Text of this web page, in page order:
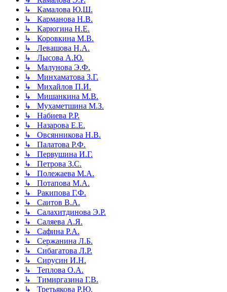
↳ Камалова Ю.Ш.
↳ Карманова Н.В.
↳ Карюгина Н.Е.
↳ Коровкина М.В.
↳ Левашова Н.А.
↳ Лысова А.Ю.
↳ Малунова Э.Ф.
↳ Минхаматова З.Г.
↳ Михайлов П.И.
↳ Мишанкина М.В.
↳ Мухаметшина М.З.
↳ Набиева Р.Р.
↳ Назарова Е.Е.
↳ Овсянникова Н.В.
↳ Палатова Р.Ф.
↳ Первушина И.Г.
↳ Петрова З.С.
↳ Полежаева М.А.
↳ Потапова М.А.
↳ Ракипова Г.Ф.
↳ Саитов В.А.
↳ Салахитдинова Э.Р.
↳ Саляева А.Я.
↳ Сафина Р.А.
↳ Сержанина Л.Б.
↳ Сибагатова Л.Р.
↳ Сирусин И.Н.
↳ Теплова О.А.
↳ Тимиргазина Г.В.
↳ Третьякова Р.Ю.